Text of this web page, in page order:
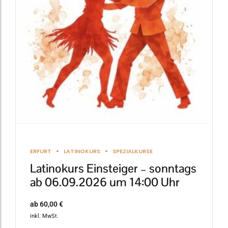
ERFURT LATINOKURS SPEZIALKURSE
Latinokurs Einsteiger – sonntags
ab 06.09.2026 um 14:00 Uhr
ab60,00€
inkl. MwSt.
Die
Optionen
können
auf
der
Produktseite
gewählt
werden